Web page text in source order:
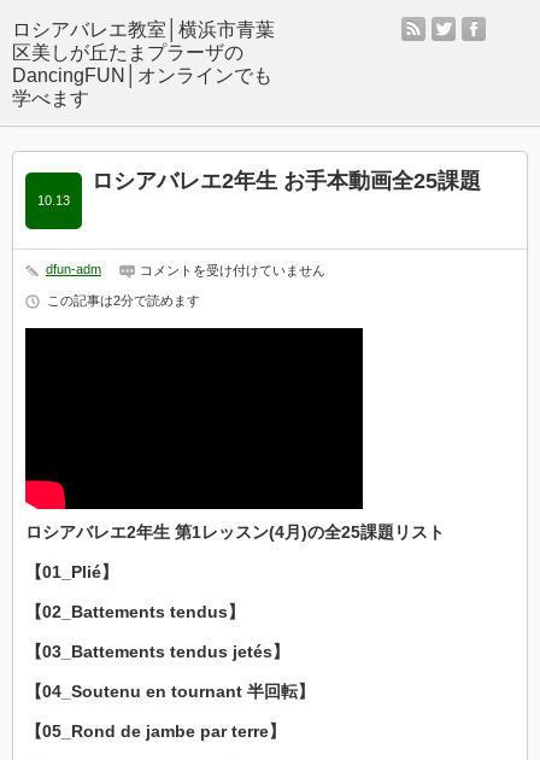
rss twitter
ロシアバレエ2年生 お手本動画全25課題
10.13
dfun-adm
ロ
ア
25
コメントを受け付けていません
この記事は2分で読めます
ロシアバレエ2年生 第1レッスン(4月)の全25課題リスト
【01_Plié】
【02_Battements tendus】
【03_Battements tendus jetés】
【04_Soutenu en tournant 半回転】
【05_Rond de jambe par terre】